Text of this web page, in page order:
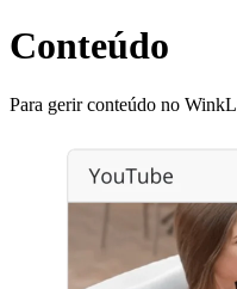
Conteúdo
Para gerir conteúdo no